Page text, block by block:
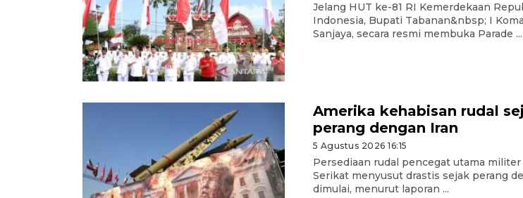
Jelang HUT ke-81 RI Kemerdekaan
Indonesia, Bupati Tabanan&nbsp; I
Sanjaya, secara resmi membuka Parade ...
Amerika kehabisan rudal
perang dengan Iran
5 Agustus 2026 16:15
Persediaan rudal pencegat utama militer
Serikat menyusut drastis sejak perang
dimulai, menurut laporan ...